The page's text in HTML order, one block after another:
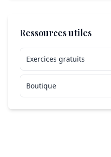
Ressources utiles
Exercices gratuits
Boutique